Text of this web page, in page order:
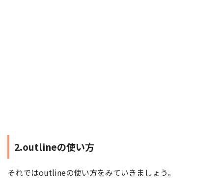
2.outlineの使い方
それではoutlineの使い方をみていきましょう。